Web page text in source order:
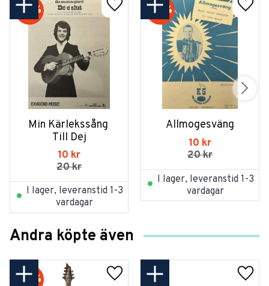
Min Kärlekssång
Till Dej
10 kr
20kr
50 %
I lager, leveranstid 1-3
vardagar
Allmogesväng
10 kr
20kr
50 %
I lager, leveranstid 1-3
vardagar
Andra köpte även
20 %